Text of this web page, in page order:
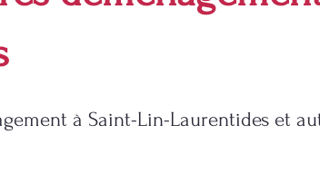
à Saint-Lin-Laurentides et